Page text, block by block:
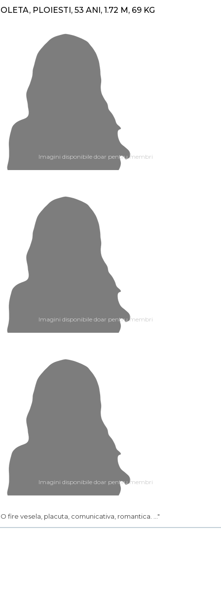
PLOIESTI, 53 ANI, 1.72 M, 69 KG
Imagini disponibile doar pentru membri
Imagini disponibile doar pentru membri
Imagini disponibile doar pentru membri
O fire vesela, placuta, comunicativa, romantica. ..."